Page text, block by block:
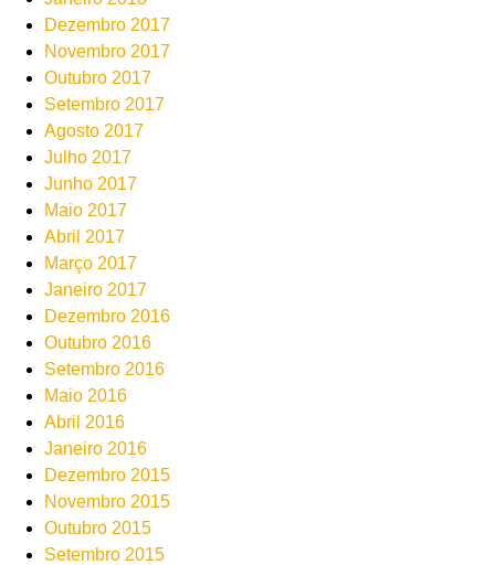
Dezembro 2017
Novembro 2017
Outubro 2017
Setembro 2017
Agosto 2017
Julho 2017
Junho 2017
Maio 2017
Abril 2017
Março 2017
Janeiro 2017
Dezembro 2016
Outubro 2016
Setembro 2016
Maio 2016
Abril 2016
Janeiro 2016
Dezembro 2015
Novembro 2015
Outubro 2015
Setembro 2015